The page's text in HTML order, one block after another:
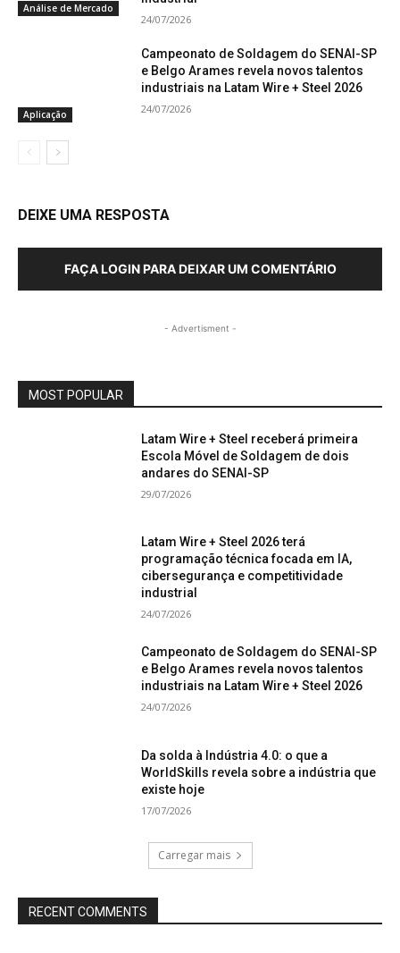
Análise de Mercado
24/07/2026
Aplicação
Campeonato de Soldagem do SENAI-SP
e Belgo Arames revela novos talentos
industriais na Latam Wire + Steel 2026
24/07/2026
DEIXE UMA RESPOSTA
FAÇA LOGIN PARA DEIXAR UM COMENTÁRIO
- Advertisment -
MOST POPULAR
Latam Wire + Steel receberá primeira
Escola Móvel de Soldagem de dois
andares do SENAI-SP
29/07/2026
Latam Wire + Steel 2026 terá
programação técnica focada em IA,
cibersegurança e competitividade
industrial
24/07/2026
Campeonato de Soldagem do SENAI-SP
e Belgo Arames revela novos talentos
industriais na Latam Wire + Steel 2026
24/07/2026
Da solda à Indústria 4.0: o que a
WorldSkills revela sobre a indústria que
existe hoje
17/07/2026
Carregar mais
RECENT COMMENTS